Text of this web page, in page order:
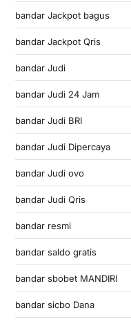
bandar Jackpot bagus
bandar Jackpot Qris
bandar Judi
bandar Judi 24 Jam
bandar Judi BRI
bandar Judi Dipercaya
bandar Judi ovo
bandar Judi Qris
bandar resmi
bandar saldo gratis
bandar sbobet MANDIRI
bandar sicbo Dana